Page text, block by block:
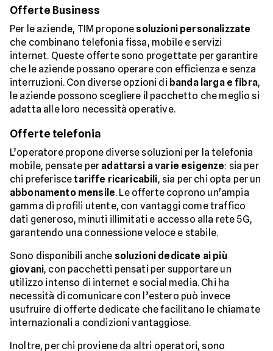
Offerte Business
Per le aziende, TIM propone soluzioni personalizzate
che combinano telefonia fissa, mobile e servizi
internet. Queste offerte sono progettate per garantire
che le aziende possano operare con efficienza e senza
interruzioni. Con diverse opzioni di banda larga e fibra,
le aziende possono scegliere il pacchetto che meglio si
adatta alle loro necessità operative.
Offerte telefonia
L’operatore propone diverse soluzioni per la telefonia
mobile, pensate per adattarsi a varie esigenze: sia per
chi preferisce tariffe ricaricabili, sia per chi opta per un
abbonamento mensile. Le offerte coprono un'ampia
gamma di profili utente, con vantaggi come traffico
dati generoso, minuti illimitati e accesso alla rete 5G,
garantendo una connessione veloce e stabile.
Sono disponibili anche soluzioni dedicate ai più
giovani, con pacchetti pensati per supportare un
utilizzo intenso di internet e social media. Chi ha
necessità di comunicare con l’estero può invece
usufruire di offerte dedicate che facilitano le chiamate
internazionali a condizioni vantaggiose.
Inoltre, per chi proviene da altri operatori, sono